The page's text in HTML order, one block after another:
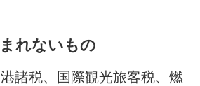
れないもの
諸税、国際観光旅客税、燃